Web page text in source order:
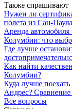
Также спрашивают
Нужен ли
полета из Сан-
Аренда автомобиля
Колумбии: что
Где лучше
Как найти
Колумбии?
Куда лучше
Андрес?
Все вопросы